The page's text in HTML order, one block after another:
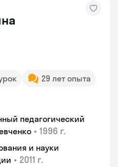
29 лет опыта
педагогический
• 1996 г.
и науки
• 2011 г.